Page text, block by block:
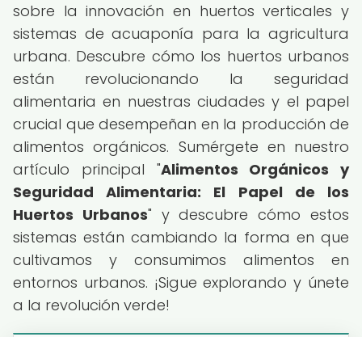
sobre la innovación en huertos verticales y
sistemas de acuaponía para la agricultura
urbana. Descubre cómo los huertos urbanos
están revolucionando la seguridad
alimentaria en nuestras ciudades y el papel
crucial que desempeñan en la producción de
alimentos orgánicos. Sumérgete en nuestro
artículo principal "Alimentos Orgánicos y
Seguridad Alimentaria: El Papel de los
Huertos Urbanos" y descubre cómo estos
sistemas están cambiando la forma en que
cultivamos y consumimos alimentos en
entornos urbanos. ¡Sigue explorando y únete
a la revolución verde!